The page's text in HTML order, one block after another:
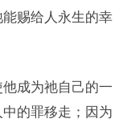
赐给人永生的幸
成为祂自己的一
的罪移走；因为